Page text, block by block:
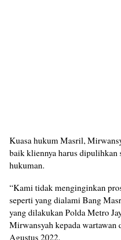
Kuasa hukum Masril,
baik kliennya harus dipulihkan
hukuman.
“Kami tidak menginginkan
seperti yang dialami Bang
yang dilakukan Polda Metro
Mirwansyah kepada wartawan
Agustus 2022.